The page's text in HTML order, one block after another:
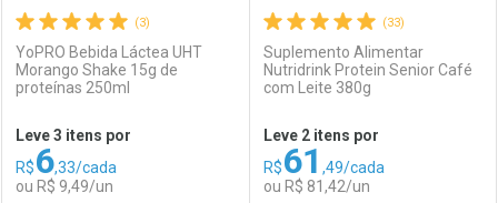
Comprar sem Desconto
Por R$ 220,99/cada
Comprar sem Desconto
Por R$ 220,99/cada
Ativar Desconto
Comprar sem Desconto
Por R$ 10,49/cada
Comprar sem Desconto
Por R$ 10,49/cada
(3)
YoPRO Bebida Láctea UHT
Morango Shake 15g de
proteínas 250ml
Leve 3 itens por
R$6,33/cada
ou R$ 9,49/un
(33)
Suplemento Alimentar
Nutridrink Protein Senior Café
com Leite 380g
Leve 2 itens por
R$61 ,49/cada
ou R$ 81,42/un